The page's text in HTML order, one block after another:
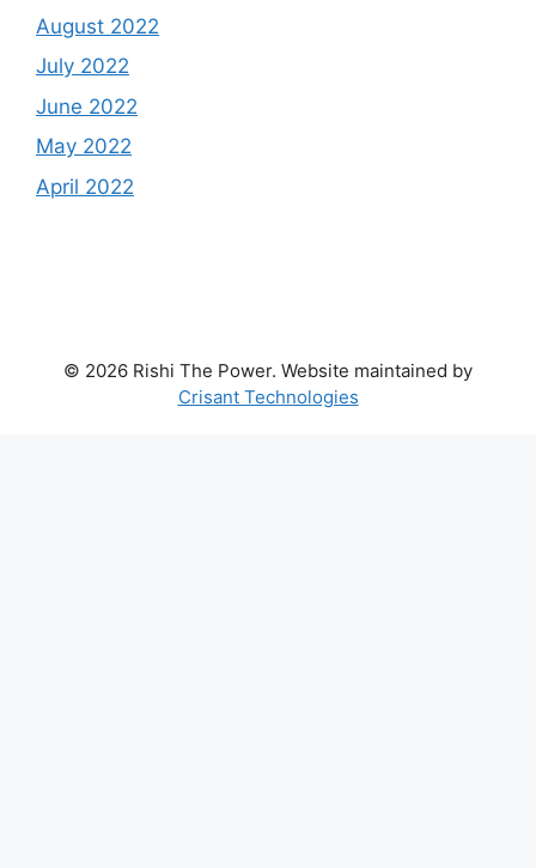
August 2022
July 2022
June 2022
May 2022
April 2022
© 2026 Rishi The Power. Website maintained by
Crisant Technologies